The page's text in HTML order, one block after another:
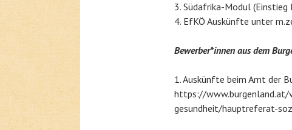
Südafrika-Modul (Einstieg
EfKÖ Auskünfte unter
Bewerber*innen aus dem
1. Auskünfte beim Amt der
https://www.burgenland.at/
gesundheit/hauptreferat-